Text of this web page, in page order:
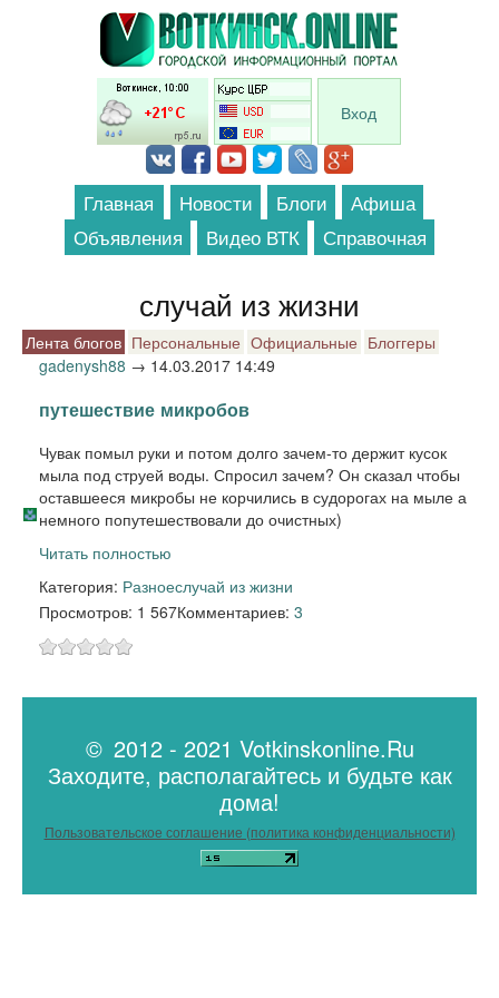
Перейти к основному содержанию
Вход
Главная Новости Блоги
Афиша
Объявления
Видео ВТК Справочная
случай из жизни
Лента блогов Персональные Официальные Блоггеры
gadenysh88 → 14.03.2017 14:49
путешествие микробов
Чувак помыл руки и потом долго зачем-то держит кусок
мыла под струей воды. Спросил зачем? Он сказал чтобы
оставшееся микробы не корчились в судорогах на мыле а
немного попутешествовали до очистных)
Читать полностью
Категория: Разноеслучай из жизни
Просмотров: 1 567Комментариев: 3
© 2012 - 2021 Votkinskonline.Ru
Заходите, располагайтесь и будьте как
дома!
Пользовательское соглашение (политика конфиденциальности)